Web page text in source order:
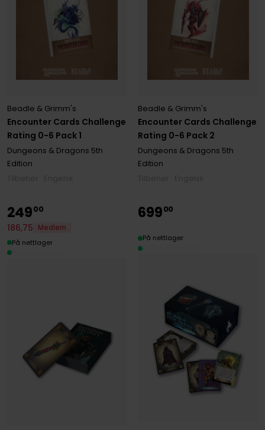
Encounter Cards Challenge
Rating 0-6 Pack 1
Beadle & Grimm's
Dungeons & Dragons 5th
Edition
Encounter Cards Challenge
Rating 0-6 Pack 2
Beadle & Grimm's
Dungeons & Dragons 5th
Edition
24900
186,75
Medlem
På nettlager
69900
På nettlager